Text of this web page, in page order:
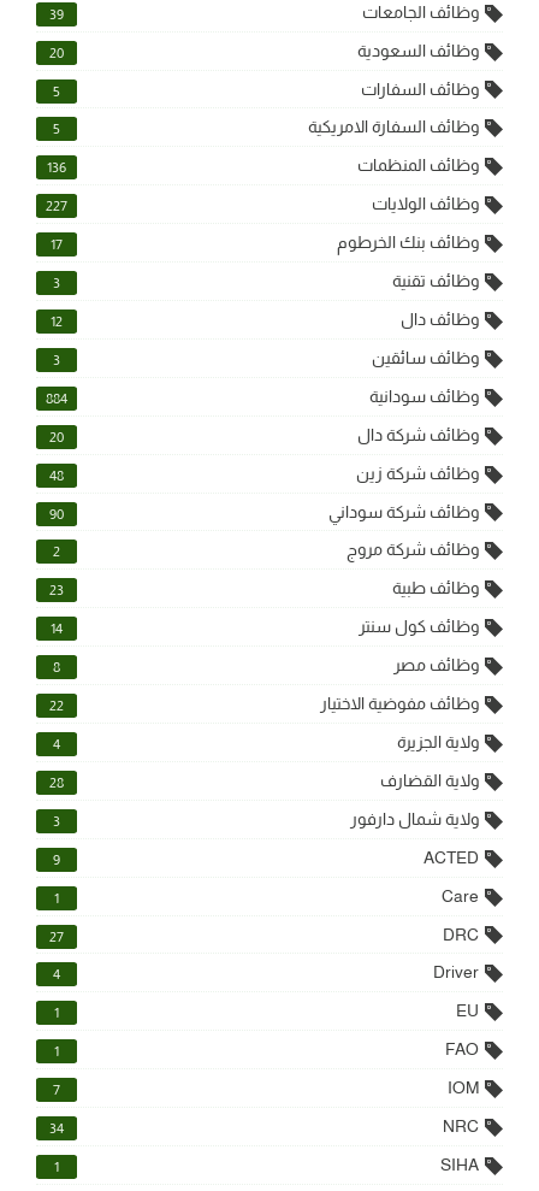
وظائف الجامعات 39
وظائف السعودية 20
وظائف السفارات 5
وظائف السفارة الامريكية 5
وظائف المنظمات 136
وظائف الولايات 227
وظائف بنك الخرطوم 17
وظائف تقنية 3
وظائف دال 12
وظائف سائقين 3
وظائف سودانية 884
وظائف شركة دال 20
وظائف شركة زين 48
وظائف شركة سوداني 90
وظائف شركة مروج 2
وظائف طبية 23
وظائف كول سنتر 14
وظائف مصر 8
وظائف مفوضية الاختيار 22
ولاية الجزيرة 4
ولاية القضارف 28
ولاية شمال دارفور 3
ACTED
9
Care
1
DRC
27
Driver
4
EU
1
FAO
1
IOM
7
NRC
34
SIHA
1